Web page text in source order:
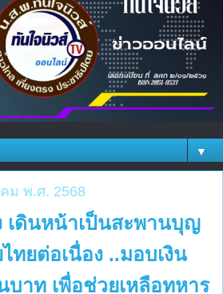
▼
ม พ.ศ. 2568
เดินหน้าเป็นสะพานบุญ
ทยต่อเนื่อง ..มอบเงิน
าท เพื่อช่วยเหลือทหาร